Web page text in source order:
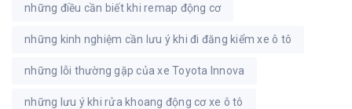
những điều cần biết khi remap động cơ
những kinh nghiệm cần lưu ý khi đi đăng kiểm xe ô tô
những lỗi thường gặp của xe Toyota Innova
những lưu ý khi rửa khoang động cơ xe ô tô